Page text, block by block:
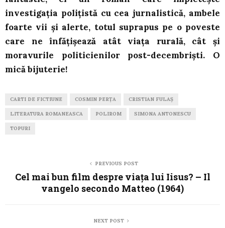
investigația polițistă cu cea jurnalistică, ambele
foarte vii și alerte, totul suprapus pe o poveste
care ne înfățișează atât viața rurală, cât și
moravurile politicienilor post-decembriști. O
mică bijuterie!
CARTI DE FICTIUNE COSMIN PERȚA CRISTIAN FULAŞ
LITERATURA ROMANEASCA POLIROM SIMONA ANTONESCU
TOPURI
PREVIOUS POST
Cel mai bun film despre viața lui Iisus? – Il
vangelo secondo Matteo (1964)
NEXT POST